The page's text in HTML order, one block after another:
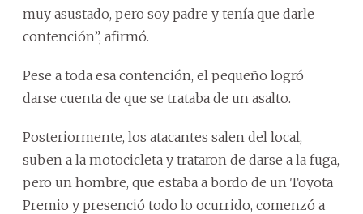
muy asustado, pero soy padre y tenía que darle
contención”, afirmó.
Pese a toda esa contención, el pequeño logró
darse cuenta de que se trataba de un asalto.
Posteriormente, los atacantes salen del local,
suben a la motocicleta y trataron de darse a la fuga,
pero un hombre, que estaba a bordo de un Toyota
Premio y presenció todo lo ocurrido, comenzó a